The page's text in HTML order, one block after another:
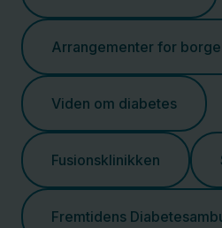
Arrangementer for
Viden om diabetes
Fusionsklinikken
Fremtidens